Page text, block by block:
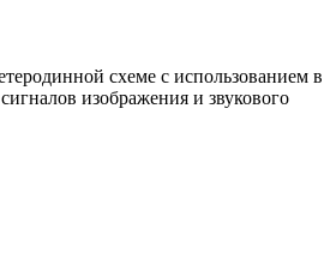
схеме с использованием в
изображения и звукового